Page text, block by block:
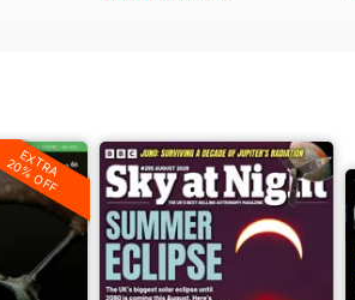
EXTRA
20% OFF